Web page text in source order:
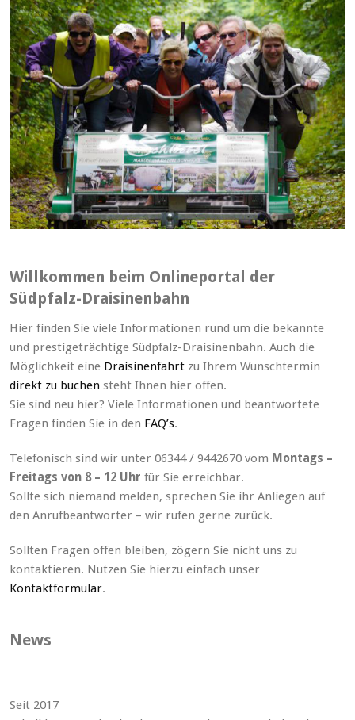
Willkommen beim Onlineportal der
Südpfalz-Draisinenbahn
Hier finden Sie viele Informationen rund um die bekannte
und prestigeträchtige Südpfalz-Draisinenbahn. Auch die
Möglichkeit eine Draisinenfahrt zu Ihrem Wunschtermin
direkt zu buchen steht Ihnen hier offen.
Sie sind neu hier? Viele Informationen und beantwortete
Fragen finden Sie in den FAQ’s.
Telefonisch sind wir unter 06344 / 9442670 vom Montags –
Freitags von 8 – 12 Uhr für Sie erreichbar.
Sollte sich niemand melden, sprechen Sie ihr Anliegen auf
den Anrufbeantworter – wir rufen gerne zurück.
Sollten Fragen offen bleiben, zögern Sie nicht uns zu
kontaktieren. Nutzen Sie hierzu einfach unser
Kontaktformular.
News
Seit 2017